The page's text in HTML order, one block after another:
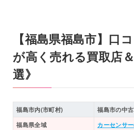
【福島県福島市】口
が高く売れる買取店
選》
福島市内(市町村)
福島市の中
福島県全域
カーセンサ